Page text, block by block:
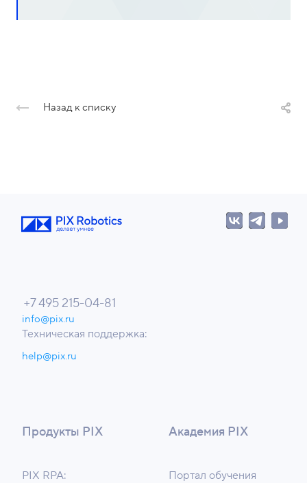
Назад к списку
Продукты PIX
PIX RPA:
Академия PIX
Портал обучения
+7 495 215-04-81
info@pix.ru
Техническая поддержка:
help@pix.ru